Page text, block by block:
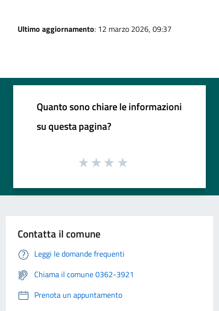
Ultimo aggiornamento: 12 marzo 2026, 09:37
Quanto sono chiare le informazioni
su questa pagina?
Contatta il comune
Leggi le domande frequenti
Chiama il comune 0362-3921
Prenota un appuntamento